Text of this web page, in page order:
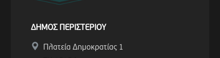
ΔΗΜΟΣ ΠΕΡΙΣΤΕΡΙΟΥ
Πλατεία Δημοκρατίας 1